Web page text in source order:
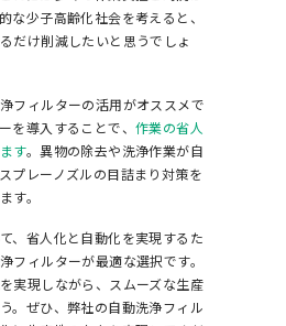
な少子高齢化社会を考えると、
だけ削減したいと思うでしょ
フィルターの活用がオススメで
を導入することで、 作業の省人
す。異物の除去や洗浄作業が自
プレーノズルの目詰まり対策を
す。
、省人化と自動化を実現するた
フィルターが最適な選択です。
実現しながら、スムーズな生産
。ぜひ、弊社の自動洗浄フィル